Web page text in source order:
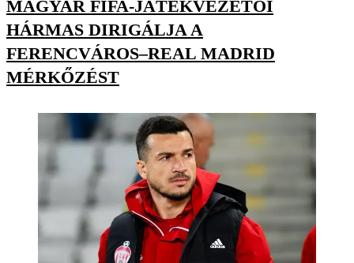
MAGYAR FIFA-JÁTÉKVEZETŐI
HÁRMAS DIRIGÁLJA A
FERENCVÁROS–REAL MADRID
MÉRKŐZÉST